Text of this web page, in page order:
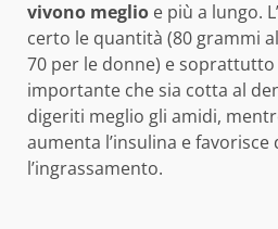
vivono meglio e più a lungo.
certo le quantità (80 grammi
70 per le donne) e
importante che sia cotta al
digeriti meglio gli amidi,
aumenta l’insulina e favorisce
l’ingrassamento.